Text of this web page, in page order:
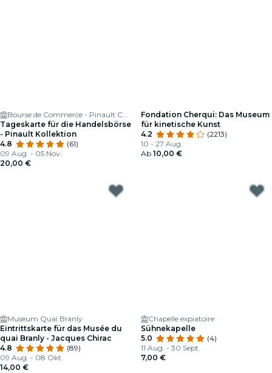
Bourse de Commerce - Pinault Collection
Tageskarte für die Handelsbörse
- Pinault Kollektion
4.8
(61)
09 Aug. - 05 Nov.
20,00 €
Fondation Cherqui: Das Museum
für kinetische Kunst
4.2
(2213)
10 - 27 Aug.
Ab 10,00 €
Museum Quai Branly
Eintrittskarte für das Musée du
quai Branly - Jacques Chirac
4.8
(89)
09 Aug. - 08 Okt.
14,00 €
Chapelle expiatoire
Sühnekapelle
5.0
(4)
11 Aug. - 30 Sept.
7,00 €